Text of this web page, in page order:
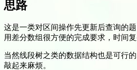
思路
这是一类对区间操作先更新后查询的
用差分数组很方便的完成要求，时间复
当然线段树之类的数据结构也是可行
敲起来麻烦。